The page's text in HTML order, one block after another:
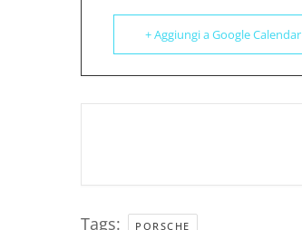
+ Aggiungi a Google Calendar
Tags: PORSCHE